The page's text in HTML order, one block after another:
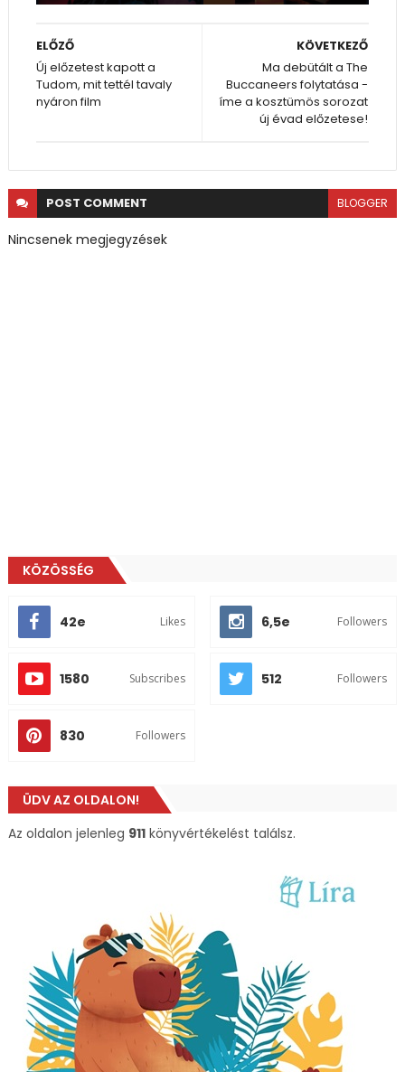
KÖVETKEZŐ
Ma debütált a The
Buccaneers folytatása -
íme a kosztümös sorozat
új évad előzetese!
ELŐZŐ
Új előzetest kapott a
Tudom, mit tettél tavaly
nyáron film
POST COMMENT BLOGGER
Nincsenek megjegyzések
KÖZÖSSÉG
42e Likes 6,5e Followers
1580 Subscribes 512 Followers
830 Followers
ÜDV AZ OLDALON!
Az oldalon jelenleg 911könyvértékelést találsz.